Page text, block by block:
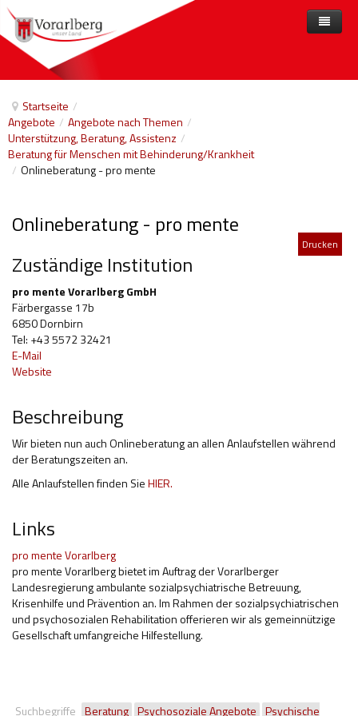
Startseite /
Angebote / Angebote nach Themen /
Unterstützung, Beratung, Assistenz /
Beratung für Menschen mit Behinderung/Krankheit
/ Onlineberatung - pro mente
Onlineberatung - pro mente
Drucken
Zuständige Institution
pro mente Vorarlberg GmbH
Färbergasse 17b
6850 Dornbirn
Tel: +43 5572 32421
E-Mail
Website
Beschreibung
Wir bieten nun auch Onlineberatung an allen Anlaufstellen während
der Beratungszeiten an.
Alle Anlaufstellen finden SieHIER.
Links
pro mente Vorarlberg
pro mente Vorarlberg bietet im Auftrag der Vorarlberger
Landesregierung ambulante sozialpsychiatrische Betreuung,
Krisenhilfe und Prävention an. Im Rahmen der sozialpsychiatrischen
und psychosozialen Rehabilitation offerieren wir als gemeinnützige
Gesellschaft umfangreiche Hilfestellung.
Suchbegriffe Beratung Psychosoziale Angebote Psychische
Home
Angebote nach Themen
Arbeit und Beschäftigung
Beihilfen, finanzielle Unterstützungen
Gesetze und Verordnungen
Gesetzliche Vertretungen
Gesundheitliche Rehabilitation
Hilfsmittel und Heilbehelfe
Kindheit und Jugend
Selbsthilfe und Selbstvertretung
Pflege, Pflegende Angehörige
Wohnen
Angebote A-Z
Anbieter
Aktuelles